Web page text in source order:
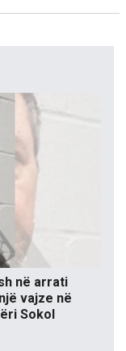
në arrati
vajze në
Sokol